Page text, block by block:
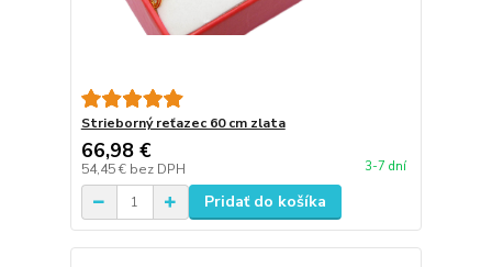
Strieborný reťazec 60 cm zlata
66,98 €
54,45 € bez DPH 3-7 dní
Pridať do košíka